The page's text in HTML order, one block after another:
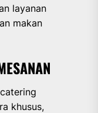
layanan
makan
khusus,